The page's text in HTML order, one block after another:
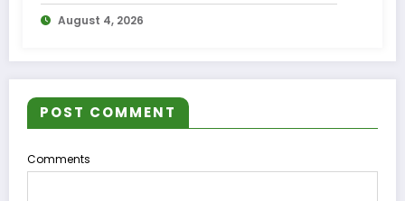
August 4, 2026
POST COMMENT
Comments